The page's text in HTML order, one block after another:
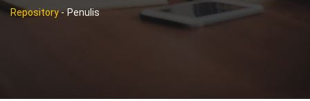
Repository- Penulis